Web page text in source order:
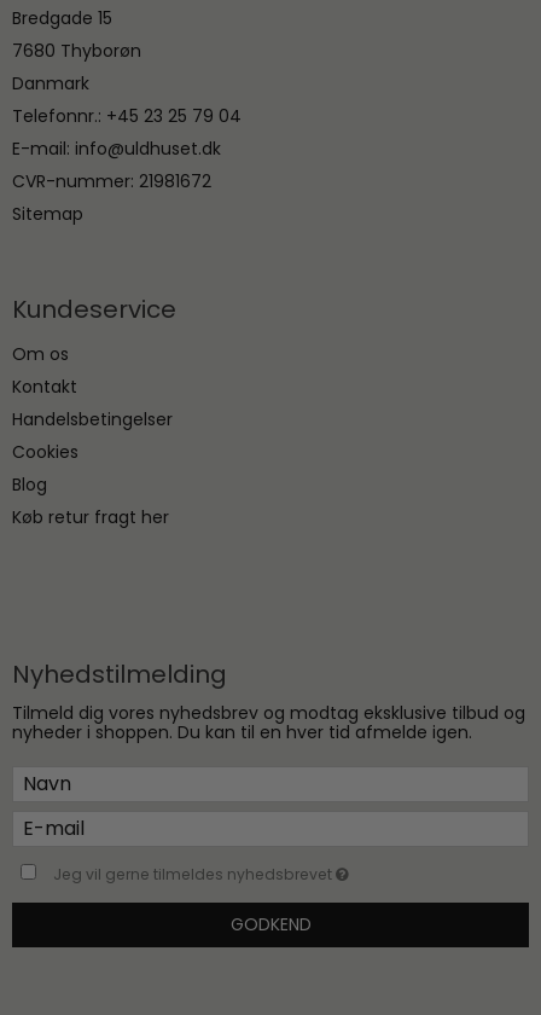
Bredgade 15
7680 Thyborøn
Danmark
Telefonnr.: +45 23 25 79 04
E-mail: info@uldhuset.dk
CVR-nummer: 21981672
Sitemap
Kundeservice
Om os
Kontakt
Handelsbetingelser
Cookies
Blog
Køb retur fragt her
Nyhedstilmelding
Tilmeld dig vores nyhedsbrev og modtag eksklusive tilbud og
nyheder i shoppen. Du kan til en hver tid afmelde igen.
Jeg vil gerne tilmeldes nyhedsbrevet
GODKEND